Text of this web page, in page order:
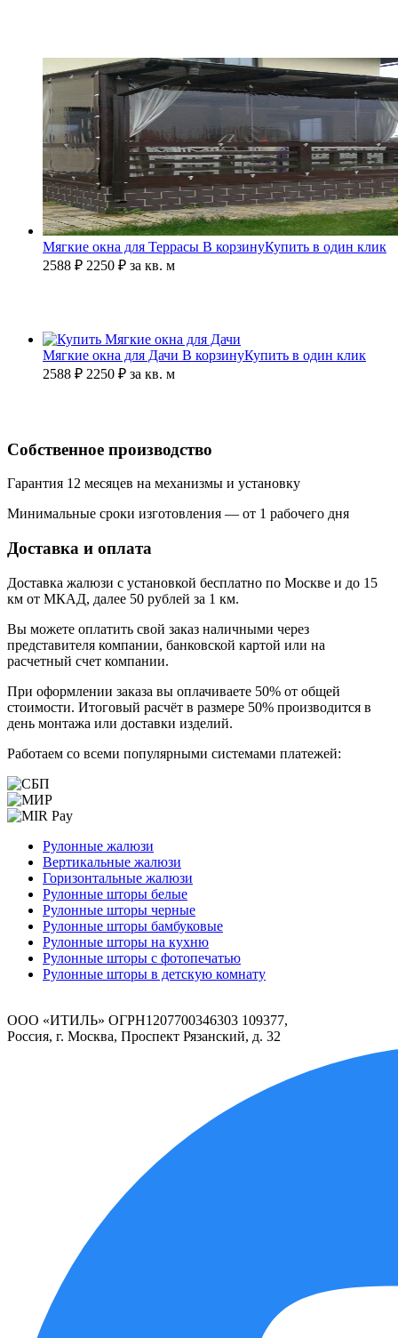
Мягкие окна для Террасы В корзинуКупить в один клик
2588 ₽ 2250 ₽ за кв. м
Мягкие окна для Дачи В корзинуКупить в один клик
2588 ₽ 2250 ₽ за кв. м
Собственное производство
Гарантия 12 месяцев на механизмы и установку
Минимальные сроки изготовления — от 1 рабочего дня
Доставка и оплата
Доставка жалюзи с установкой бесплатно по Москве и до 15
км от МКАД, далее 50 рублей за 1 км.
Вы можете оплатить свой заказ наличными через
представителя компании, банковской картой или на
расчетный счет компании.
При оформлении заказа вы оплачиваете 50% от общей
стоимости. Итоговый расчёт в размере 50% производится в
день монтажа или доставки изделий.
Работаем со всеми популярными системами платежей:
Рулонные жалюзи
Вертикальные жалюзи
Горизонтальные жалюзи
Рулонные шторы белые
Рулонные шторы черные
Рулонные шторы бамбуковые
Рулонные шторы на кухню
Рулонные шторы с фотопечатью
Рулонные шторы в детскую комнату
ООО «ИТИЛЬ» ОГРН1207700346303 109377,
Россия, г. Москва, Проспект Рязанский, д. 32